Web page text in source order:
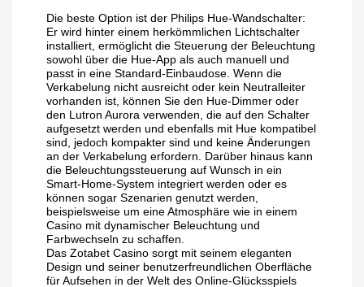
Die beste Option ist der Philips Hue-Wandschalter:
Er wird hinter einem herkömmlichen Lichtschalter
installiert, ermöglicht die Steuerung der Beleuchtung
sowohl über die Hue-App als auch manuell und
passt in eine Standard-Einbaudose. Wenn die
Verkabelung nicht ausreicht oder kein Neutralleiter
vorhanden ist, können Sie den Hue-Dimmer oder
den Lutron Aurora verwenden, die auf den Schalter
aufgesetzt werden und ebenfalls mit Hue kompatibel
sind, jedoch kompakter sind und keine Änderungen
an der Verkabelung erfordern. Darüber hinaus kann
die Beleuchtungssteuerung auf Wunsch in ein
Smart-Home-System integriert werden oder es
können sogar Szenarien genutzt werden,
beispielsweise um eine Atmosphäre wie in einem
Casino mit dynamischer Beleuchtung und
Farbwechseln zu schaffen.
Das Zotabet Casino sorgt mit seinem eleganten
Design und seiner benutzerfreundlichen Oberfläche
für Aufsehen in der Welt des Online-Glücksspiels